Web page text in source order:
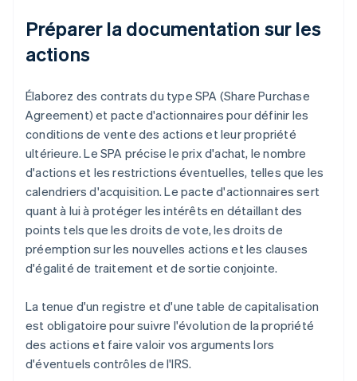
Préparer la documentation sur les
actions
Élaborez des contrats du type SPA (Share Purchase
Agreement) et pacte d'actionnaires pour définir les
conditions de vente des actions et leur propriété
ultérieure. Le SPA précise le prix d'achat, le nombre
d'actions et les restrictions éventuelles, telles que les
calendriers d'acquisition. Le pacte d'actionnaires sert
quant à lui à protéger les intérêts en détaillant des
points tels que les droits de vote, les droits de
préemption sur les nouvelles actions et les clauses
d'égalité de traitement et de sortie conjointe.
La tenue d'un registre et d'une table de capitalisation
est obligatoire pour suivre l'évolution de la propriété
des actions et faire valoir vos arguments lors
d'éventuels contrôles de l'IRS.